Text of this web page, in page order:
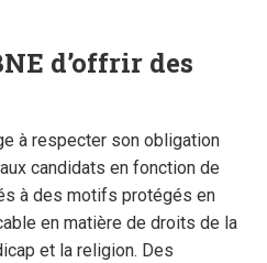
d’offrir des
à respecter son obligation
candidats en fonction de
à des motifs protégés en
en matière de droits de la
et la religion. Des